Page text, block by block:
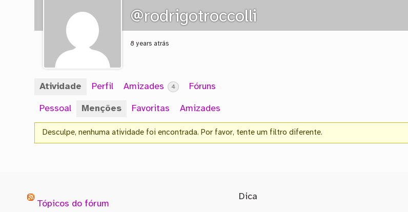
@rodrigotroccolli
8 years atrás
Atividade Perfil Amizades 4 Fóruns
Pessoal Menções Favoritas Amizades
Desculpe, nenhuma atividade foi encontrada. Por favor, tente um filtro diferente.
Tópicos do fórum
Dica